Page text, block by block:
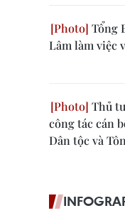
Tổng
Lâm làm việc
Thủ
công tác cán
Dân tộc và